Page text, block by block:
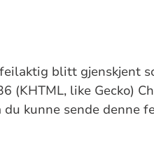
blitt gjenskjent
(KHTML, like Gecko)
kunne sende denne